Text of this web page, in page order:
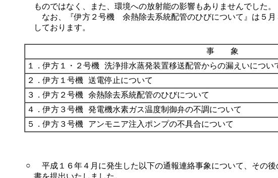
ものではなく、また、環境への放射能の影響もありませんでした。
なお、『伊方２号機 余熱除去系統配管のひびについて』は５月
しております。
事 象
１．伊方１・２号機 洗浄排水蒸発装置移送配管からの漏えいについ
２．伊方１号機 送電停止について
３．伊方２号機 余熱除去系統配管のひびについて
４．伊方３号機 発電機水素ガス温度制御弁の不調について
５．伊方３号機
アンモニア注入ポンプの不具合について
○
平成１６年４月に発生した以下の通報連絡事象について、その
書を提出いたしました。